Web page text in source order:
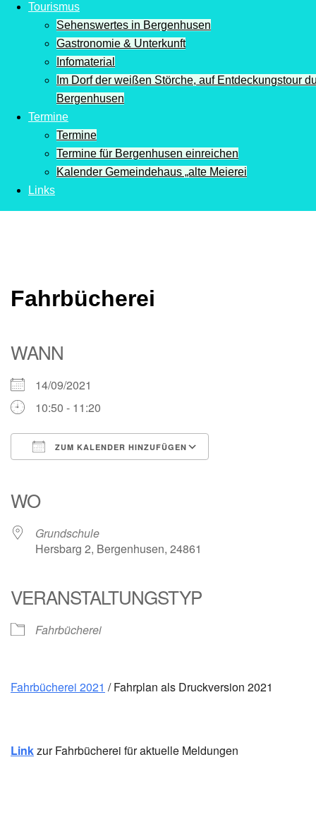
Tourismus
Sehenswertes in Bergenhusen
Gastronomie & Unterkunft
Infomaterial
Im Dorf der weißen Störche, auf Entdeckungstour
Bergenhusen
Termine
Termine
Termine für Bergenhusen einreichen
Kalender Gemeindehaus „alte Meierei
Links
Fahrbücherei
WANN
14/09/2021
10:50 - 11:20
ZUM KALENDER HINZUFÜGEN
WO
Grundschule
Hersbarg 2, Bergenhusen, 24861
VERANSTALTUNGSTYP
Fahrbücherei
Fahrbücherei 2021 / Fahrplan als Druckversion 2021
Linkzur Fahrbücherei für aktuelle Meldungen